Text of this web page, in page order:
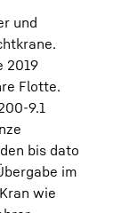
und
2019
Flotte.
9.1
bis dato
im
wie